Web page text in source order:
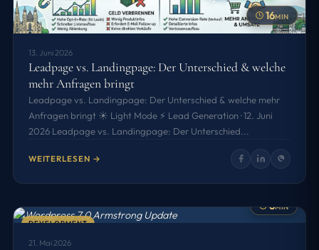
16MIN
13. Juni 2026
Leadpage vs. Landingpage: Der Unterschied & welche
mehr Anfragen bringt
Leadpage vs. Landingpage: Der Unterschied & welche mehr
Anfragen bringt ☀️ Light Mode ⚡ Lead Generation · 12. Juni
2026 Leadpage vs. Landingpage: Der Unterschied...
WEITERLESEN →
DEVELOPMENT
6MIN
21. Mai 2026